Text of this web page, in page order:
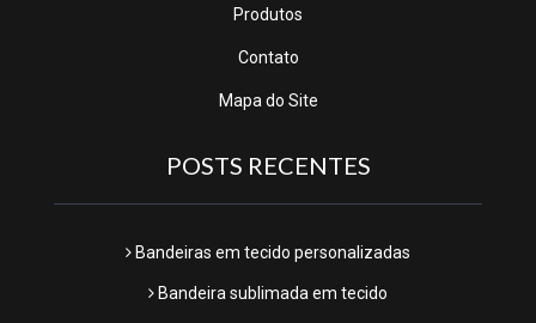
Produtos
Contato
Mapa do Site
POSTS RECENTES
Bandeiras em tecido personalizadas
Bandeira sublimada em tecido